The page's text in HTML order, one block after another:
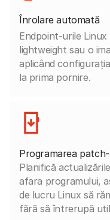
Înrolare automată
Endpoint-urile
lightweight sau o
aplicând
la prima pornire.
Programarea
Planifică
afara programului,
de lucru Linux să
fără să întrerupă